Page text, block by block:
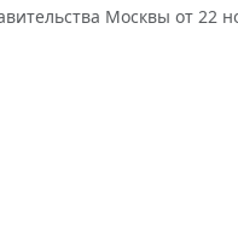
Москвы от 22